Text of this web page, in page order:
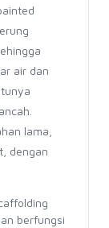
air dan
lama,
dengan
berfungsi